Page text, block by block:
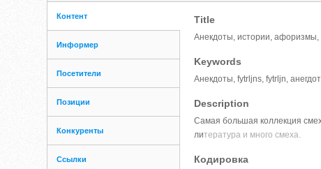
Контент
Информер
Посетители
Позиции
Конкуренты
Ссылки
Title
Анекдоты, истории,
Keywords
Анекдоты, fytrljns, fytrljn,
Description
Самая большая коллекция
литература и много смеха.
Кодировка